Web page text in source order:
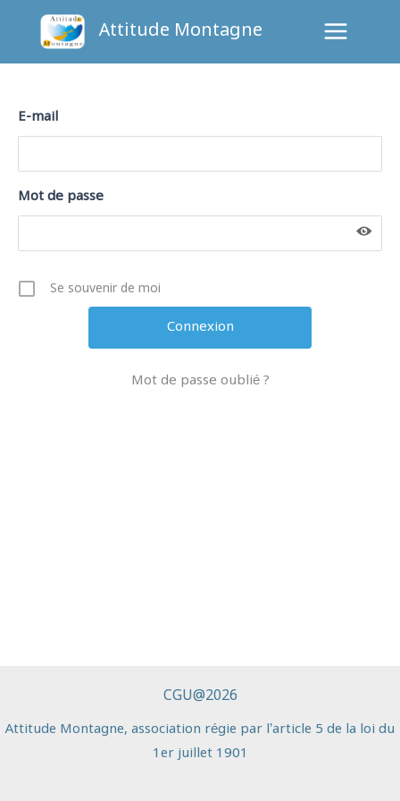
Attitude Montagne
E-mail
Mot de passe
Se souvenir de moi
Mot de passe oublié ?
CGU@2026
Attitude Montagne, association régie par l’article 5 de la loi du
1erjuillet 1901